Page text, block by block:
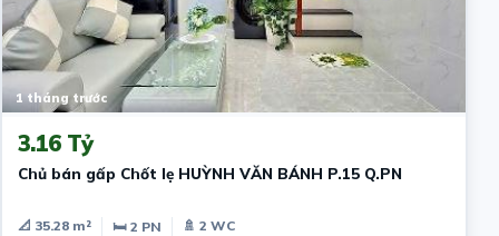
1 tháng trước
3.16 Tỷ
Chủ bán gấp Chốt lẹ HUỲNH VĂN BÁNH P.15 Q.PN
📐 35.28 m² 🛏 2 PN
🚿 2 WC